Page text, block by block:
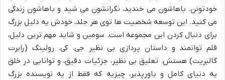
خودتونن. باهاشون می خندید، نگرانشون می شید و باهاشون زندگی
می کنید. این توسعه شخصیت ها توی هر جلد، خودش یه دلیل بزرگ
برای دنبال کردن این مجموعه است. سومین و شاید مهم ترین دلیل،
قلم توانمند و داستان پردازی بی نظیر جی. کی. رولینگ (رابرت
گالبریت) هستش. تعلیق بی نظیر، جزئیات دقیق، و توانایی در خلق
یه دنیای کامل و باورپذیر، چیزیه که فقط از یه نویسنده بزرگ